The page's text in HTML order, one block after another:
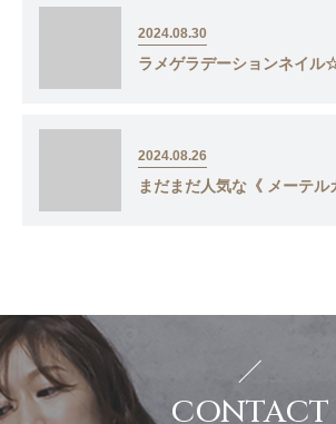
2024.08.30
ラメゲラデーションネイル
2024.08.26
まだまだ人気な《 メーテ
CONTACT